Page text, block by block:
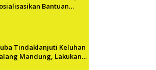
Bantuan
Tindaklanjuti Keluhan
Mandung, Lakukan